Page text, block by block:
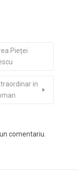
Pieţei
in
comentariu.